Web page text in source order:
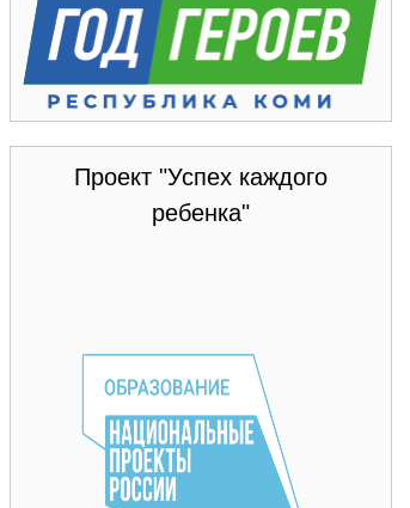
Проект "Успех каждого
ребенка"